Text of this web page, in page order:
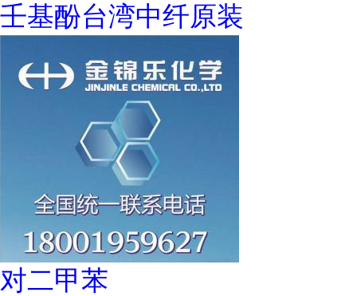
壬基酚台湾中纤原装
对二甲苯